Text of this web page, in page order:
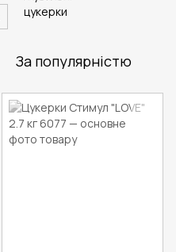
За популярністю